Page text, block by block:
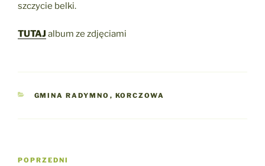
szczycie belki.
TUTAJ album ze zdjęciami
KATEGORIE
GMINA RADYMNO , KORCZOWA
Nawigacja
Poprzedni
POPRZEDNI